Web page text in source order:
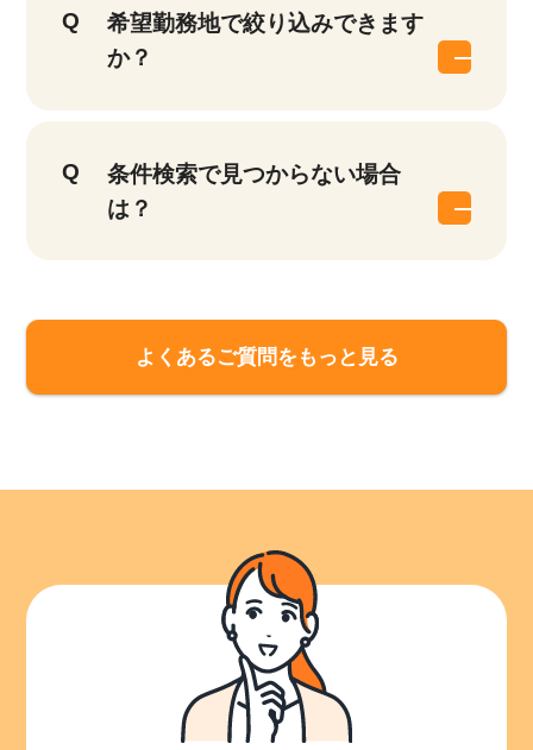
希望勤務地で絞り込みできます
か？
条件検索で見つからない場合
は？
よくあるご質問をもっと見る